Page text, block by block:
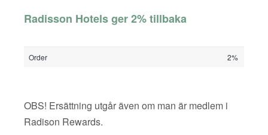
Radisson Hotels ger 2% tillbaka
Order 2%
OBS! Ersättning utgår även om man är medlem i
Radison Rewards.